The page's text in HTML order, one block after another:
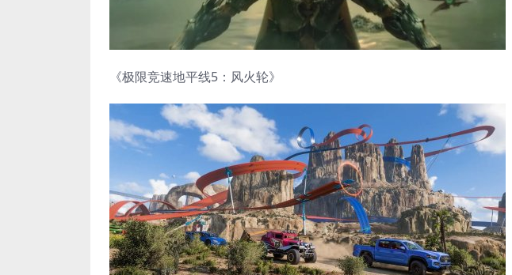
《极限竞速地平线5：风火轮》